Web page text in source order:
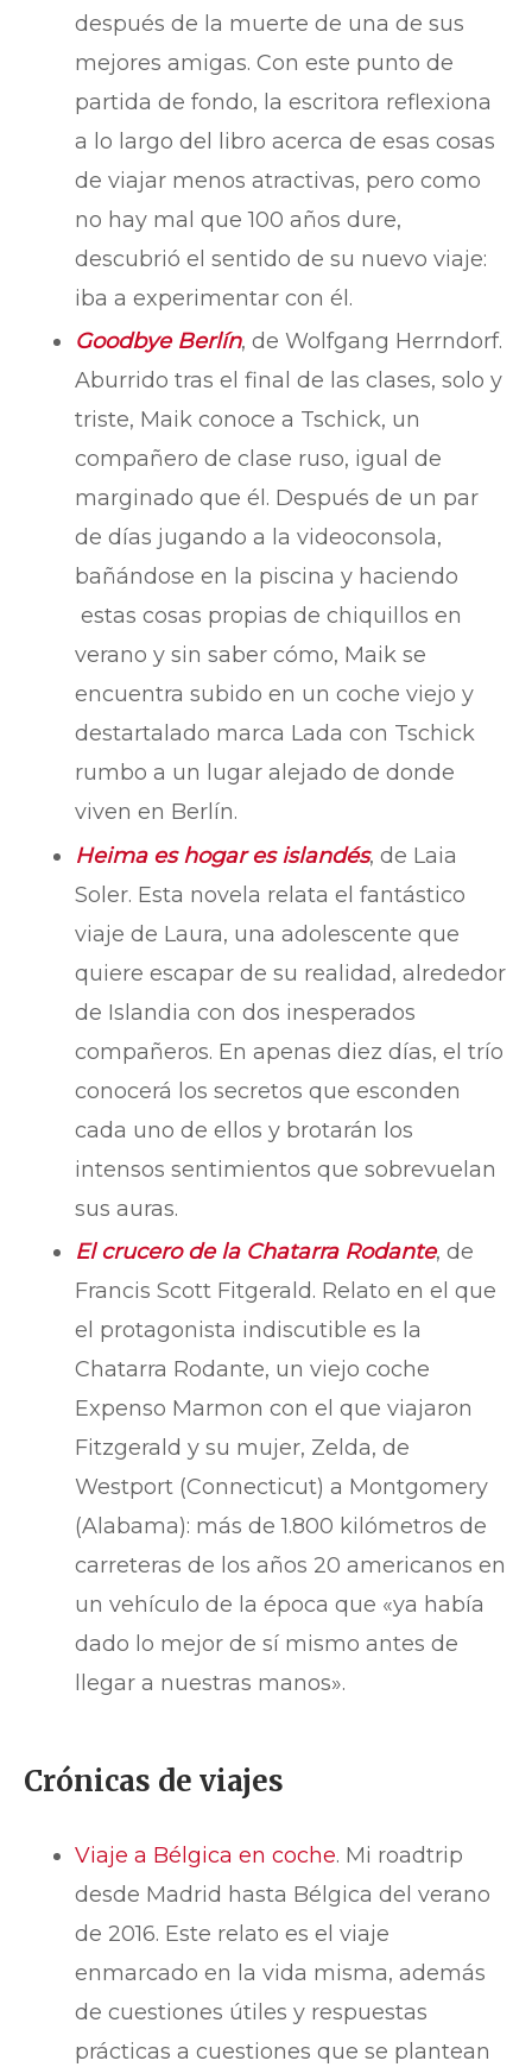
después de la muerte de una de sus
mejores amigas. Con este punto de
partida de fondo, la escritora reflexiona
a lo largo del libro acerca de esas cosas
de viajar menos atractivas, pero como
no hay mal que 100 años dure,
descubrió el sentido de su nuevo viaje:
iba a experimentar con él.
Goodbye Berlín, de Wolfgang Herrndorf.
Aburrido tras el final de las clases, solo y
triste, Maik conoce a Tschick, un
compañero de clase ruso, igual de
marginado que él. Después de un par
de días jugando a la videoconsola,
bañándose en la piscina y haciendo
estas cosas propias de chiquillos en
verano y sin saber cómo, Maik se
encuentra subido en un coche viejo y
destartalado marca Lada con Tschick
rumbo a un lugar alejado de donde
viven en Berlín.
Heima es hogar es islandés, de Laia
Soler. Esta novela relata el fantástico
viaje de Laura, una adolescente que
quiere escapar de su realidad, alrededor
de Islandia con dos inesperados
compañeros. En apenas diez días, el trío
conocerá los secretos que esconden
cada uno de ellos y brotarán los
intensos sentimientos que sobrevuelan
sus auras.
El crucero de la Chatarra Rodante, de
Francis Scott Fitgerald. Relato en el que
el protagonista indiscutible es la
Chatarra Rodante, un viejo coche
Expenso Marmon con el que viajaron
Fitzgerald y su mujer, Zelda, de
Westport (Connecticut) a Montgomery
(Alabama): más de 1.800 kilómetros de
carreteras de los años 20 americanos en
un vehículo de la época que «ya había
dado lo mejor de sí mismo antes de
llegar a nuestras manos».
Crónicas de viajes
Viaje a Bélgica en coche. Mi roadtrip
desde Madrid hasta Bélgica del verano
de 2016. Este relato es el viaje
enmarcado en la vida misma, además
de cuestiones útiles y respuestas
prácticas a cuestiones que se plantean